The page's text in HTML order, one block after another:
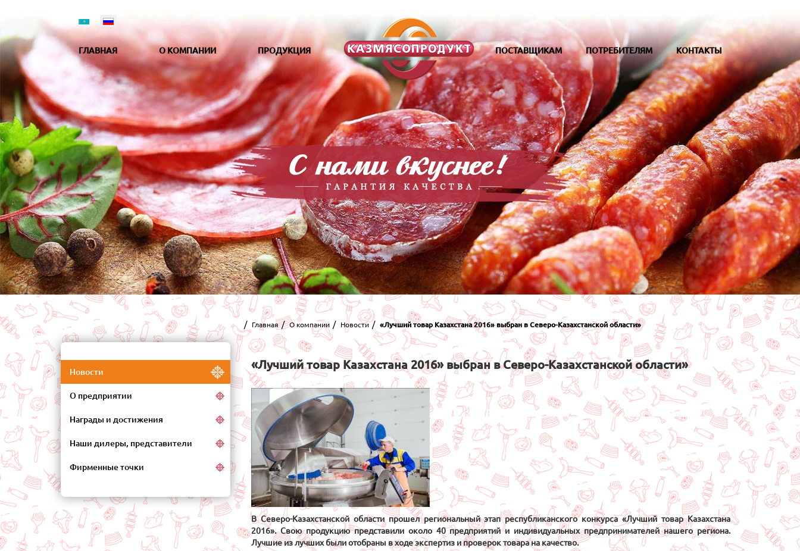
ГЛАВНАЯ О КОМПАНИИ ПРОДУКЦИЯ КОНТАКТЫ
ПОТРЕБИТЕЛЯМ
ПОСТАВЩИКАМ
Главная О компании Новости «Лучший товар Казахстана 2016» выбран в Северо-Казахстанской области»
Новости
О предприятии
Награды и достижения
Наши дилеры, представители
Фирменные точки
«Лучший товар Казахстана 2016» выбран в Северо-Казахстанской области»
В Северо-Казахстанской области прошел региональный этап республиканского конкурса «Лучший товар Казахстана
2016». Свою продукцию представили около 40 предприятий и индивидуальных предпринимателей нашего региона.
Лучшие из лучших были отобраны в ходе экспертиз и проверок товара на качество.